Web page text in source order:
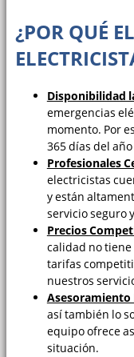
¿POR QUÉ
Disponibilidad
emergencias
momento. Por
365 días del
Profesionales
electricistas
y están
servicio seguro
Precios
calidad no tiene
tarifas
nuestros
Asesoramiento
así también lo
equipo ofrece
situación.